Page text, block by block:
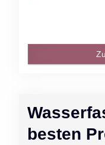
besten